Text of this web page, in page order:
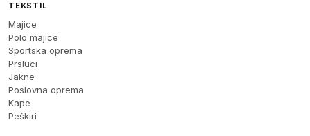
TEKSTIL
Majice
Polo majice
Sportska oprema
Prsluci
Jakne
Poslovna oprema
Kape
Peškiri